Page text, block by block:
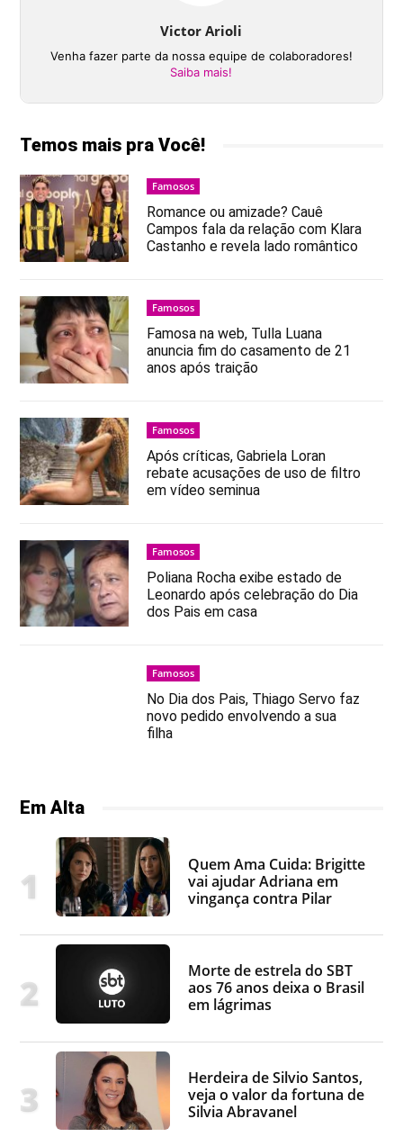
Victor Arioli
Venha fazer parte da nossa equipe de colaboradores!
Saiba mais!
Temos mais pra Você!
Famosos
Romance ou amizade? Cauê
Campos fala da relação com Klara
Castanho e revela lado romântico
Famosos
Famosa na web, Tulla Luana
anuncia fim do casamento de 21
anos após traição
Famosos
Após críticas, Gabriela Loran
rebate acusações de uso de filtro
em vídeo seminua
Famosos
Poliana Rocha exibe estado de
Leonardo após celebração do Dia
dos Pais em casa
Famosos
No Dia dos Pais, Thiago Servo faz
novo pedido envolvendo a sua
filha
Em Alta
Quem Ama Cuida: Brigitte
vai ajudar Adriana em
vingança contra Pilar
Morte de estrela do SBT
aos 76 anos deixa o Brasil
em lágrimas
Herdeira de Silvio Santos,
veja o valor da fortuna de
Silvia Abravanel